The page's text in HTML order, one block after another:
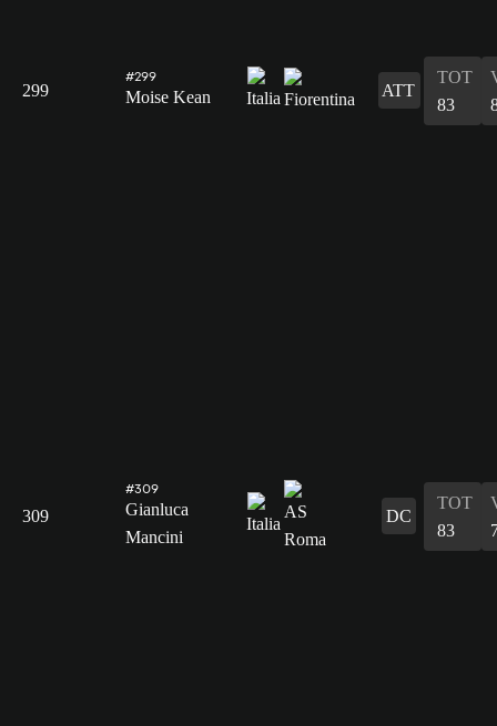
299
#299
Moise Kean ATT
TOT
83
309
#309
Gianluca
Mancini
DC
TOT
83